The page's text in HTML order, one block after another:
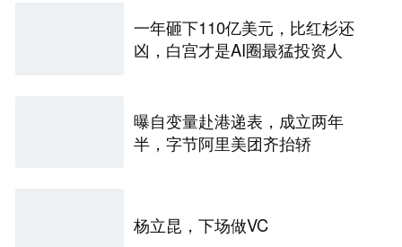
一年砸下110亿美元，比红杉还
凶，白宫才是AI圈最猛投资人
曝自变量赴港递表，成立两年
半，字节阿里美团齐抬轿
杨立昆，下场做VC